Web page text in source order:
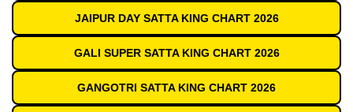
JAIPUR DAY SATTA KING CHART 2026
GALI SUPER SATTA KING CHART 2026
GANGOTRI SATTA KING CHART 2026